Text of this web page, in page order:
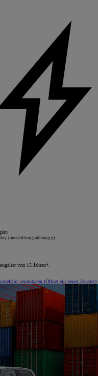
(ausstattungsabhängig)
von 15 Jahren*.
vereinbaren (Öffnet ein neues Fenster)